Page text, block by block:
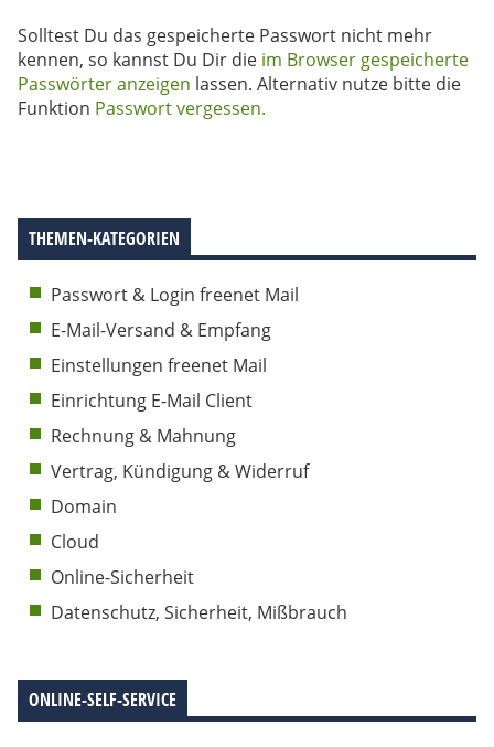
Solltest Du das gespeicherte Passwort nicht mehr
kennen, so kannst Du Dir die im Browser gespeicherte
Passwörter anzeigen lassen. Alternativ nutze bitte die
Funktion Passwort vergessen.
THEMEN-KATEGORIEN
Passwort & Login freenet Mail
E-Mail-Versand & Empfang
Einstellungen freenet Mail
Einrichtung E-Mail Client
Rechnung & Mahnung
Vertrag, Kündigung & Widerruf
Domain
Cloud
Online-Sicherheit
Datenschutz, Sicherheit, Mißbrauch
ONLINE-SELF-SERVICE